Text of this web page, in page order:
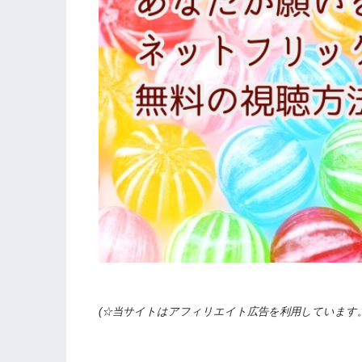
(☆当サイトはアフィリエイト広告を利用しています